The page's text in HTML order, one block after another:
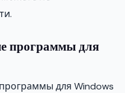
программы для
для Windows